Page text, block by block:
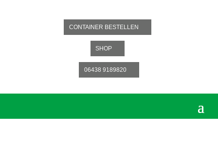
CONTAINER BESTELLEN
SHOP
06438 9189820